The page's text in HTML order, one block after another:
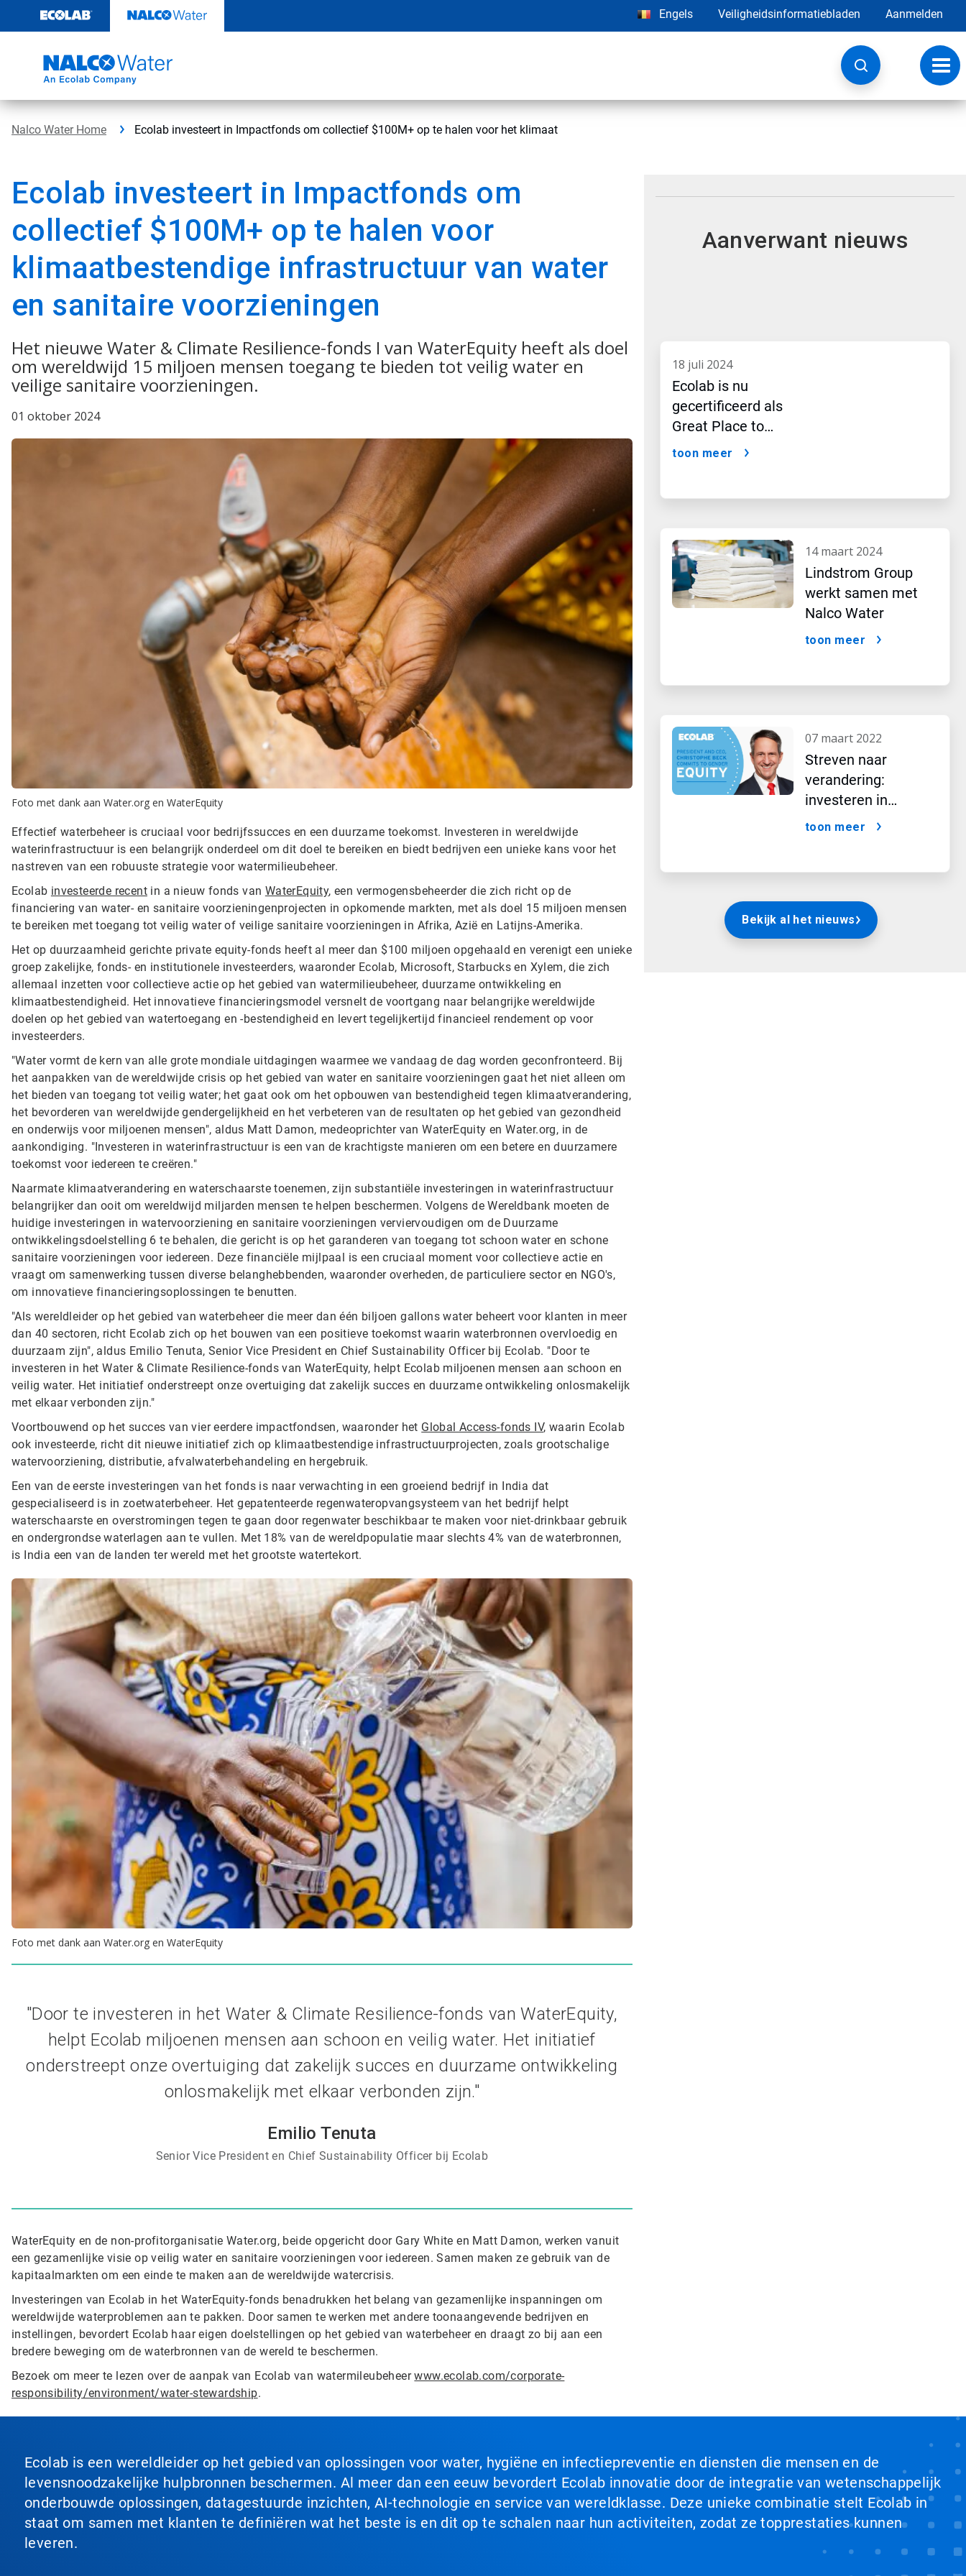
content
Engels Veiligheidsinformatiebladen Aanmelden
Nalco Water Home Ecolab investeert in Impactfonds om collectief $100M+ op te halen voor het klimaat
Ecolab investeert in Impactfonds om
collectief $100M+ op te halen voor
klimaatbestendige infrastructuur van water
en sanitaire voorzieningen
Het nieuwe Water & Climate Resilience-fonds I van WaterEquity heeft als doel
om wereldwijd 15 miljoen mensen toegang te bieden tot veilig water en
veilige sanitaire voorzieningen.
01 oktober 2024
Foto met dank aan Water.org en WaterEquity
Effectief waterbeheer is cruciaal voor bedrijfssucces en een duurzame toekomst. Investeren in wereldwijde
waterinfrastructuur is een belangrijk onderdeel om dit doel te bereiken en biedt bedrijven een unieke kans voor het
nastreven van een ​​robuuste strategie voor watermilieubeheer.
Ecolab investeerde recent in a nieuw fonds van WaterEquity, een vermogensbeheerder die zich richt op de
financiering van water- en sanitaire voorzieningenprojecten in opkomende markten, met als doel 15 miljoen mensen
te bereiken met toegang tot veilig water of veilige sanitaire voorzieningen in Afrika, Azië en Latijns-Amerika.
Het op duurzaamheid gerichte private equity-fonds heeft al meer dan $100 miljoen opgehaald en verenigt een unieke
groep zakelijke, fonds- en institutionele investeerders, waaronder Ecolab, Microsoft, Starbucks en Xylem, die zich
allemaal inzetten voor collectieve actie op het gebied van watermilieubeheer, duurzame ontwikkeling en
klimaatbestendigheid. Het innovatieve financieringsmodel versnelt de voortgang naar belangrijke wereldwijde
doelen op het gebied van watertoegang en -bestendigheid en levert tegelijkertijd financieel rendement op voor
investeerders.
"Water vormt de kern van alle grote mondiale uitdagingen waarmee we vandaag de dag worden geconfronteerd. Bij
het aanpakken van de wereldwijde crisis op het gebied van water en sanitaire voorzieningen gaat het niet alleen om
het bieden van toegang tot veilig water; het gaat ook om het opbouwen van bestendigheid tegen klimaatverandering,
het bevorderen van wereldwijde gendergelijkheid en het verbeteren van de resultaten op het gebied van gezondheid
en onderwijs voor miljoenen mensen", aldus Matt Damon, medeoprichter van WaterEquity en Water.org, in de
aankondiging. "Investeren in waterinfrastructuur is een van de krachtigste manieren om een ​​betere en duurzamere
toekomst voor iedereen te creëren."
Naarmate klimaatverandering en waterschaarste toenemen, zijn substantiële investeringen in waterinfrastructuur
belangrijker dan ooit om wereldwijd miljarden mensen te helpen beschermen. Volgens de Wereldbank moeten de
huidige investeringen in watervoorziening en sanitaire voorzieningen verviervoudigen om de Duurzame
ontwikkelingsdoelstelling 6 te behalen, die gericht is op het garanderen van toegang tot schoon water en schone
sanitaire voorzieningen voor iedereen. Deze financiële mijlpaal is een cruciaal moment voor collectieve actie en
vraagt ​​om samenwerking tussen diverse belanghebbenden, waaronder overheden, de particuliere sector en NGO's,
om innovatieve financieringsoplossingen te benutten.
"Als wereldleider op het gebied van waterbeheer die meer dan één biljoen gallons water beheert voor klanten in meer
dan 40 sectoren, richt Ecolab zich op het bouwen van een positieve toekomst waarin waterbronnen overvloedig en
duurzaam zijn", aldus Emilio Tenuta, Senior Vice President en Chief Sustainability Officer bij Ecolab. "Door te
investeren in het Water & Climate Resilience-fonds van WaterEquity, helpt Ecolab miljoenen mensen aan schoon en
veilig water. Het initiatief onderstreept onze overtuiging dat zakelijk succes en duurzame ontwikkeling onlosmakelijk
met elkaar verbonden zijn."
Voortbouwend op het succes van vier eerdere impactfondsen, waaronder het Global Access-fonds IV, waarin Ecolab
ook investeerde, richt dit nieuwe initiatief zich op klimaatbestendige infrastructuurprojecten, zoals grootschalige
watervoorziening, distributie, afvalwaterbehandeling en hergebruik.
Een van de eerste investeringen van het fonds is naar verwachting in een groeiend bedrijf in India dat
gespecialiseerd is in zoetwaterbeheer. Het gepatenteerde regenwateropvangsysteem van het bedrijf helpt
waterschaarste en overstromingen tegen te gaan door regenwater beschikbaar te maken voor niet-drinkbaar gebruik
en ondergrondse waterlagen aan te vullen. Met 18% van de wereldpopulatie maar slechts 4% van de waterbronnen,
is India een van de landen ter wereld met het grootste watertekort.
Foto met dank aan Water.org en WaterEquity
"Door te investeren in het Water & Climate Resilience-fonds van WaterEquity,
helpt Ecolab miljoenen mensen aan schoon en veilig water. Het initiatief
onderstreept onze overtuiging dat zakelijk succes en duurzame ontwikkeling
onlosmakelijk met elkaar verbonden zijn."
Emilio Tenuta
Senior Vice President en Chief Sustainability Officer bij Ecolab
WaterEquity en de non-profitorganisatie Water.org, beide opgericht door Gary White en Matt Damon, werken vanuit
een gezamenlijke visie op veilig water en sanitaire voorzieningen voor iedereen. Samen maken ze gebruik van de
kapitaalmarkten om een ​​einde te maken aan de wereldwijde watercrisis.
Investeringen van Ecolab in het WaterEquity-fonds benadrukken het belang van gezamenlijke inspanningen om
wereldwijde waterproblemen aan te pakken. Door samen te werken met andere toonaangevende bedrijven en
instellingen, bevordert Ecolab haar eigen doelstellingen op het gebied van waterbeheer en draagt zo bij aan een
bredere beweging om de waterbronnen van de wereld te beschermen.
Bezoek om meer te lezen over de aanpak van Ecolab van watermileubeheerwww.ecolab.com/corporate-
responsibility/environment/water-stewardship.
Aanverwant nieuws
18 juli 2024
Ecolab is nu
gecertificeerd als
Great Place to
Work®.
toon meer
14 maart 2024
Lindstrom Group
werkt samen met
Nalco Water
toon meer
07 maart 2022
Streven naar
verandering:
investeren in
toekomstige
toon meer
Bekijk al het nieuws
Ecolab is een wereldleider op het gebied van oplossingen voor water, hygiëne en infectiepreventie en diensten die mensen en de
levensnoodzakelijke hulpbronnen beschermen. Al meer dan een eeuw bevordert Ecolab innovatie door de integratie van wetenschappelijk
onderbouwde oplossingen, datagestuurde inzichten, AI-technologie en service van wereldklasse. Deze unieke combinatie stelt Ecolab in
staat om samen met klanten te definiëren wat het beste is en dit op te schalen naar hun activiteiten, zodat ze topprestaties kunnen
leveren.